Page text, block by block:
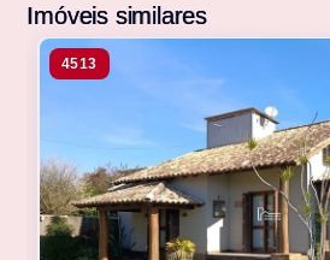
Imóveis similares
4513